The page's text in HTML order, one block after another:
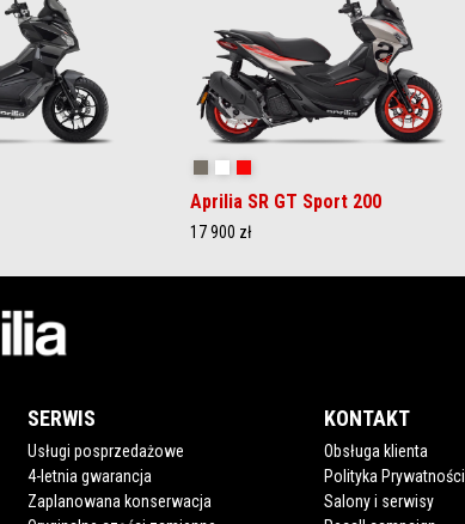
Aprilia SR GT Sport 200
17 900 zł
SERWIS
Usługi posprzedażowe
4-letnia gwarancja
Zaplanowana konserwacja
KONTAKT
Obsługa klienta
Polityka Prywatności
Salony i serwisy